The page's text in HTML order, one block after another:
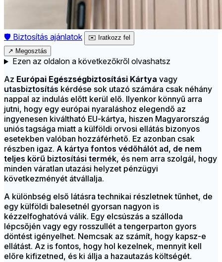
🛡️ Biztosítás ajánlatok ✉️ Iratkozz fel
↗ Megosztás
Ezen az oldalon a következőkről olvashatsz
Az Európai Egészségbiztosítási Kártya vagy
utasbiztosítás kérdése sok utazó számára csak néhány
nappal az indulás előtt kerül elő. Ilyenkor könnyű arra
jutni, hogy egy európai nyaraláshoz elegendő az
ingyenesen kiváltható EU-kártya, hiszen Magyarország
uniós tagsága miatt a külföldi orvosi ellátás bizonyos
esetekben valóban hozzáférhető. Ez azonban csak
részben igaz. A kártya fontos védőhálót ad, de nem
teljes körű biztosítási termék, és nem arra szolgál, hogy
minden váratlan utazási helyzet pénzügyi
következményét átvállalja.
A különbség első látásra technikai részletnek tűnhet, de
egy külföldi balesetnél gyorsan nagyon is
kézzelfoghatóvá válik. Egy elcsúszás a szálloda
lépcsőjén vagy egy rosszullét a tengerparton gyors
döntést igényelhet. Nemcsak az számít, hogy kapsz-e
ellátást. Az is fontos, hogy hol kezelnek, mennyit kell
előre kifizetned, és ki állja a hazautazás költségét.